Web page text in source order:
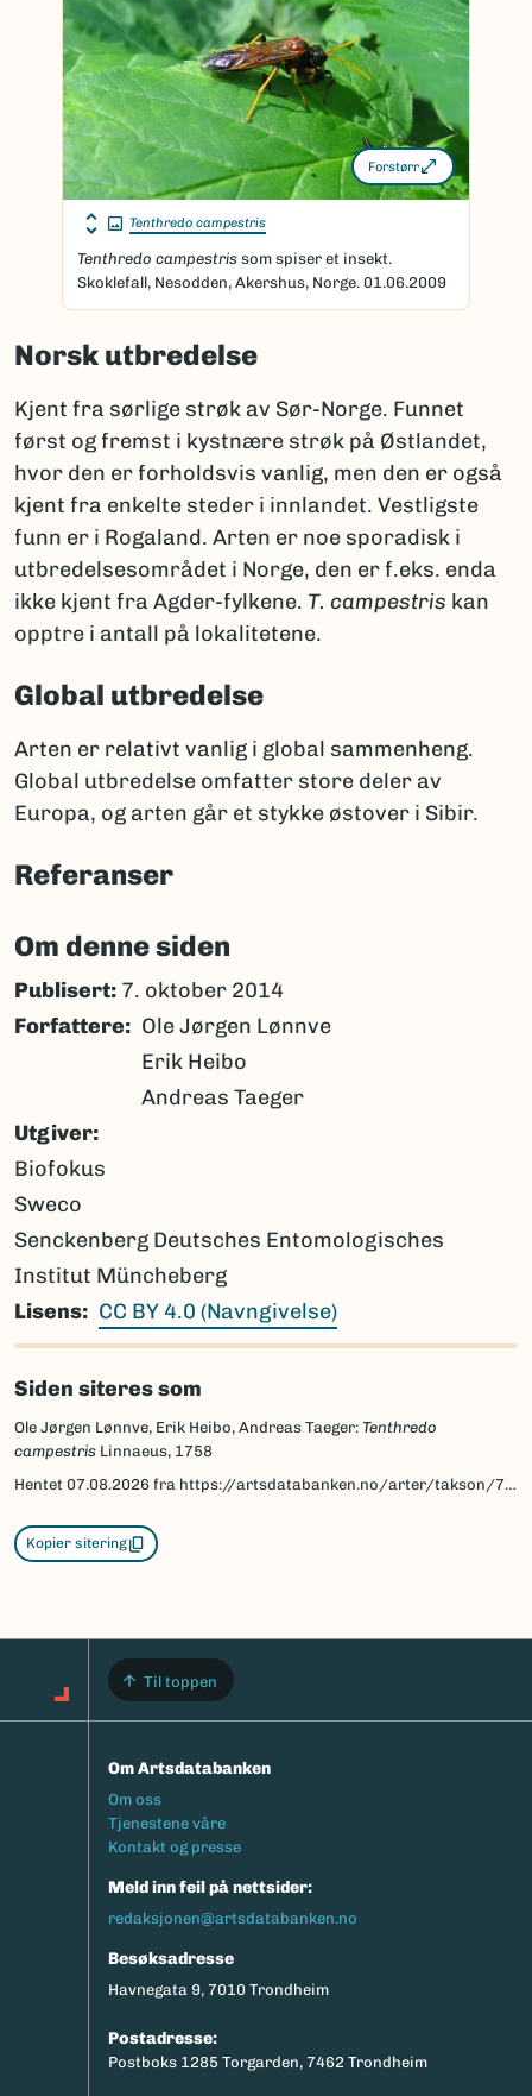
Forstørr
Tenthredo campestris
Tenthredo campestris som spiser et insekt.
Skoklefall, Nesodden, Akershus, Norge. 01.06.2009
Norsk utbredelse
Kjent fra sørlige strøk av Sør-Norge. Funnet
først og fremst i kystnære strøk på Østlandet,
hvor den er forholdsvis vanlig, men den er også
kjent fra enkelte steder i innlandet. Vestligste
funn er i Rogaland. Arten er noe sporadisk i
utbredelsesområdet i Norge, den er f.eks. enda
ikke kjent fra Agder-fylkene. T. campestris kan
opptre i antall på lokalitetene.
Global utbredelse
Arten er relativt vanlig i global sammenheng.
Global utbredelse omfatter store deler av
Europa, og arten går et stykke østover i Sibir.
Referanser
Om denne siden
Publisert: 7. oktober 2014
Forfattere
Ole Jørgen Lønnve
Erik Heibo
Andreas Taeger
Utgiver
Biofokus
Sweco
Senckenberg Deutsches Entomologisches
Institut Müncheberg
Lisens
CC BY 4.0 (Navngivelse)
Siden siteres som
Ole Jørgen Lønnve, Erik Heibo, Andreas Taeger: Tenthredo
campestris Linnaeus, 1758
Hentet 07.08.2026 fra https://artsdatabanken.no/arter/takson/71701/beskrivelse
Kopier sitering
Til toppen
Om Artsdatabanken
Footermeny
Om oss
Tjenestene våre
Kontakt og presse
Meld inn feil på nettsider:
redaksjonen@artsdatabanken.no
Besøksadresse
Havnegata 9, 7010 Trondheim
Postadresse:
Postboks 1285 Torgarden, 7462 Trondheim